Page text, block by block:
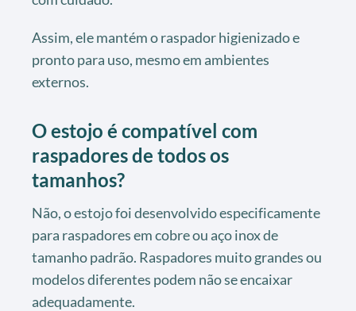
Assim, ele mantém o raspador higienizado e
pronto para uso, mesmo em ambientes
externos.
O estojo é compatível com
raspadores de todos os
tamanhos?
Não, o estojo foi desenvolvido especificamente
para raspadores em cobre ou aço inox de
tamanho padrão. Raspadores muito grandes ou
modelos diferentes podem não se encaixar
adequadamente.